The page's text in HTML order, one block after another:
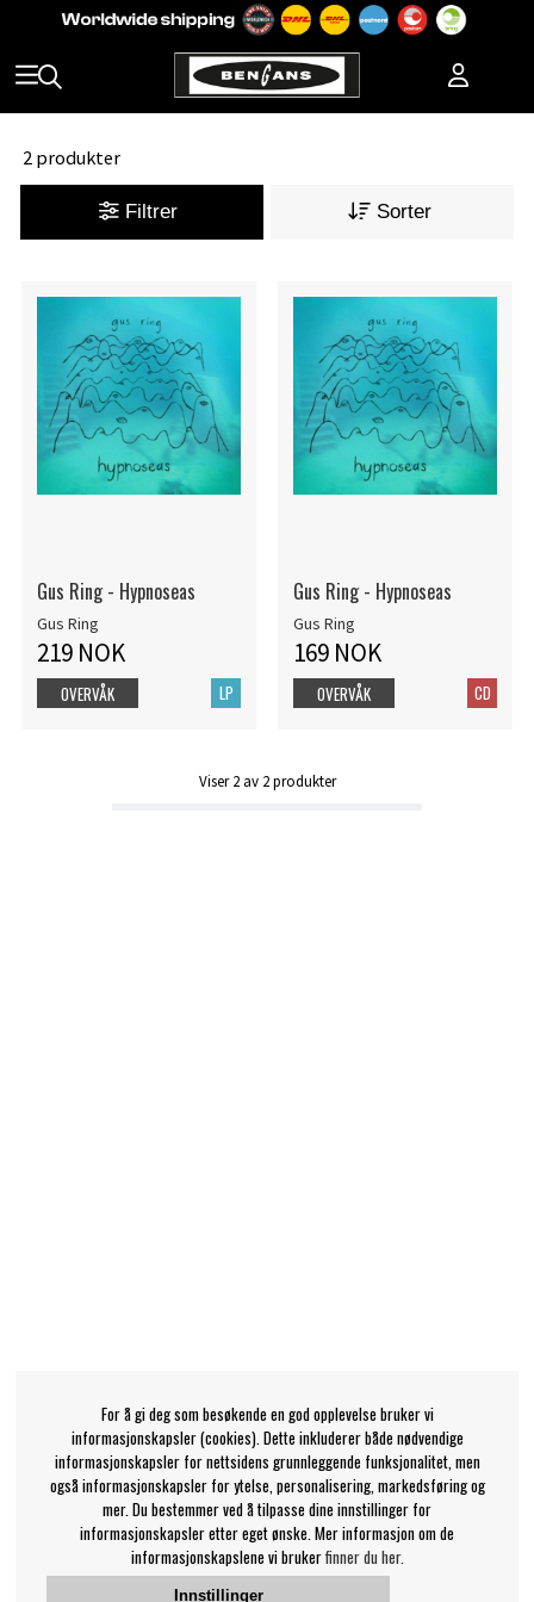
2 produkter
Filtrer Sorter
Gus Ring - Hypnoseas
Gus Ring
219 NOK
LP
OVERVÅK
Gus Ring - Hypnoseas
Gus Ring
169 NOK
CD
OVERVÅK
Viser2av 2produkter
For å gi deg som besøkende en god opplevelse bruker vi
informasjonskapsler (cookies). Dette inkluderer både nødvendige
informasjonskapsler for nettsidens grunnleggende funksjonalitet, men
også informasjonskapsler for ytelse, personalisering, markedsføring og
mer. Du bestemmer ved å tilpasse dine innstillinger for
informasjonskapsler etter eget ønske. Mer informasjon om de
informasjonskapslene vi brukerfinner du her.
Innstillinger